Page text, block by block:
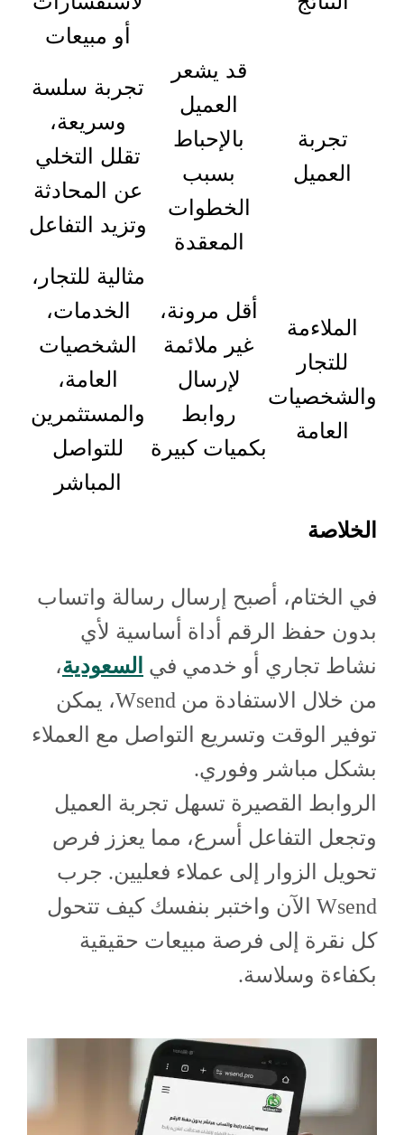
أو مبيعات
تجربة
العميل
قد يشعر
العميل
بالإحباط
بسبب
الخطوات
المعقدة
تجربة سلسة
وسريعة،
تقلل التخلي
عن المحادثة
وتزيد التفاعل
الملاءمة
للتجار
والشخصيات
العامة
أقل مرونة،
غير ملائمة
لإرسال
روابط
بكميات كبيرة
مثالية للتجار،
الخدمات،
الشخصيات
العامة،
والمستثمرين
للتواصل
المباشر
الخلاصة
في الختام، أصبح إرسال رسالة واتساب
بدون حفظ الرقم أداة أساسية لأي
نشاط تجاري أو خدمي في السعودية،
من خلال الاستفادة من Wsend، يمكن
توفير الوقت وتسريع التواصل مع العملاء
بشكل مباشر وفوري.
الروابط القصيرة تسهل تجربة العميل
وتجعل التفاعل أسرع، مما يعزز فرص
تحويل الزوار إلى عملاء فعليين. جرب
Wsend الآن واختبر بنفسك كيف تتحول
كل نقرة إلى فرصة مبيعات حقيقية
بكفاءة وسلاسة.